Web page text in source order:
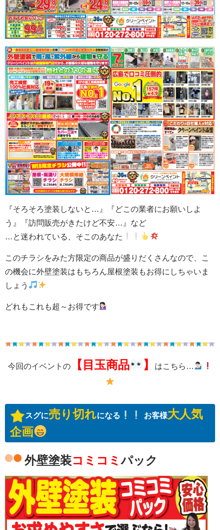
『そろそろ塗装しないと…』『どこの業者にお願いしよ
う』『訪問販売がきたけど不安…』など
…と迷われている、そこのあなた
このチラシをみた方限定の商品が盛りだくさんなので、こ
の機会に外壁塗装はもちろん屋根塗装もお得にしちゃいま
しょう
どれもこれも超～お得です
今回のイベントの 【目玉商品 】 はこちら…
スグに売り切れになる お客様大人気
企画
外壁塗装コミコミパック